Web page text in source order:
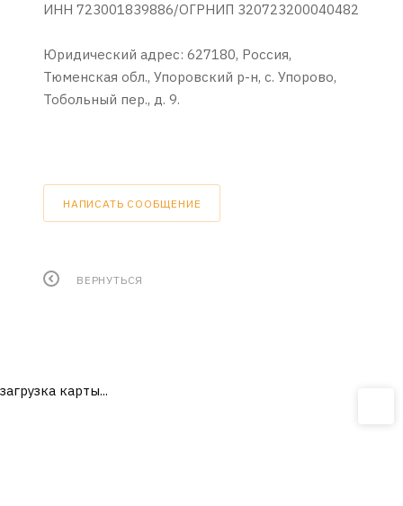
ИНН 723001839886/ОГРНИП 320723200040482
Юридический адрес: 627180, Россия,
Тюменская обл., Упоровский р-н, с. Упорово,
Тобольный пер., д. 9.
НАПИСАТЬ СООБЩЕНИЕ
ВЕРНУТЬСЯ
загрузка карты...